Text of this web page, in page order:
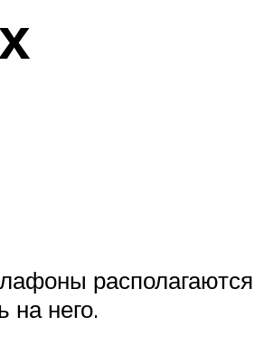
располагаются
на него.